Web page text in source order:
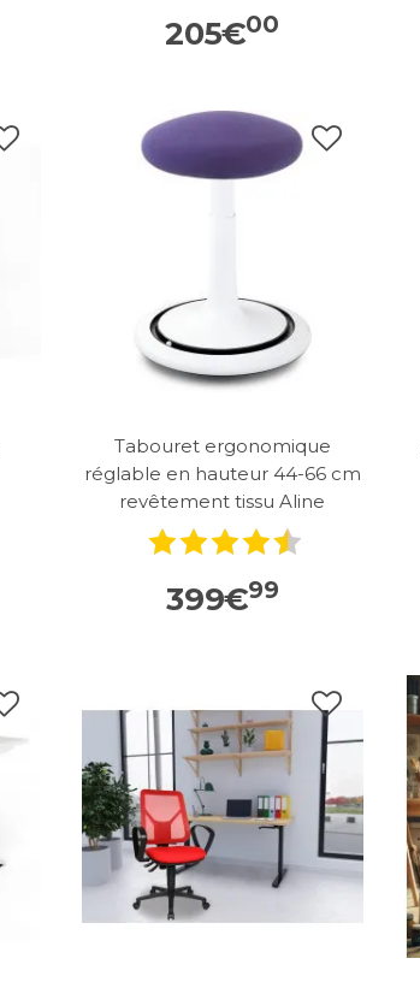
205€00
Tabouret ergonomique
réglable en hauteur 44-66 cm
revêtement tissu Aline
399€99